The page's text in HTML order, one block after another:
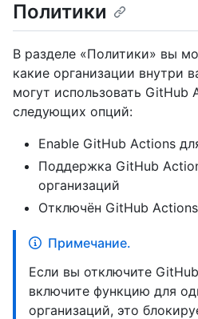
Политики
В разделе «Политики» вы
какие организации внутри
могут использовать
следующих опций:
Enable GitHub Actions
Поддержка GitHub
организаций
Отключён GitHub
Примечание.
Если вы отключите
включите функцию для
организаций, это